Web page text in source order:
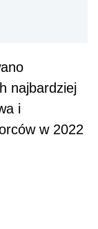
najbardziej
i
w 2022